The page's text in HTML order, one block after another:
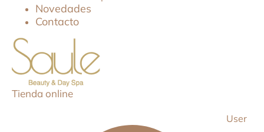
Novedades
Contacto
Tienda online
User